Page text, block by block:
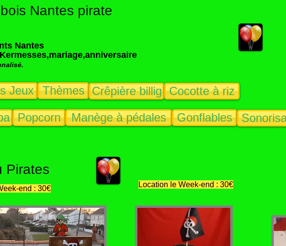
Nantes pirate
Nantes
Jeux Thèmes Crêpière billig Cocotte à riz
Popcorn Manège à pédales Gonflables
Pirates
end : 30€ Location le Week-end : 30€